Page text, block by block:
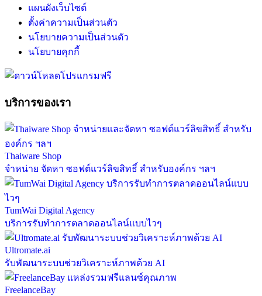
แผนผังเว็บไซต์
ตั้งค่าความเป็นส่วนตัว
นโยบายความเป็นส่วนตัว
นโยบายคุกกี้
บริการของเรา
Thaiware Shop
จำหน่าย จัดหา ซอฟต์แวร์ลิขสิทธิ์ สำหรับองค์กร ฯลฯ
TumWai Digital Agency
บริการรับทำการตลาดออนไลน์แบบไวๆ
Ultromate.ai
รับพัฒนาระบบช่วยวิเคราะห์ภาพด้วย AI
FreelanceBay